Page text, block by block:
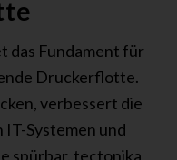
das Fundament für
Druckerflotte.
verbessert die
Systemen und
spürbar. tectonika